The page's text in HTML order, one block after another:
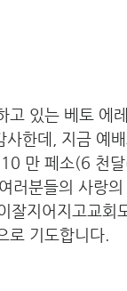
있는 베토 에
한데, 지금 예
러분들의 사랑
잘지어지고교회
로 기도합니다.